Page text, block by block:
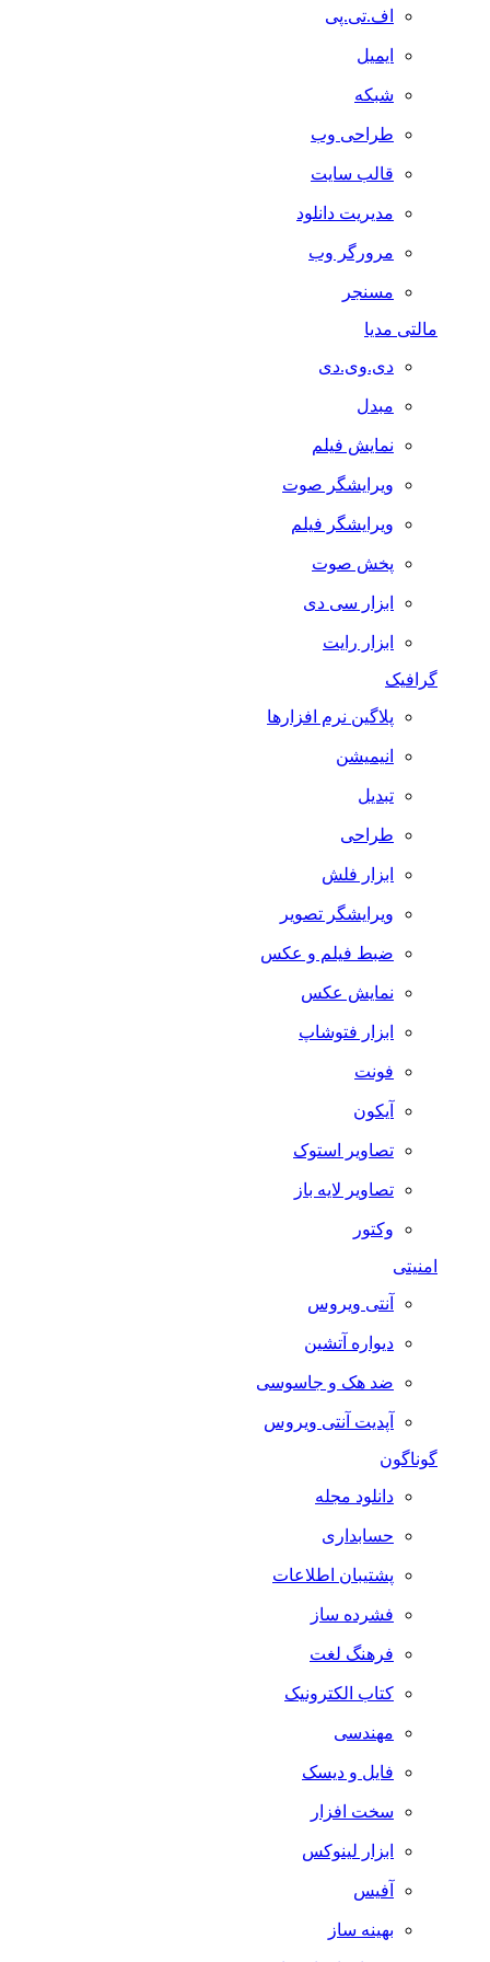
اف.تی.پی
ایمیل
شبکه
طراحی وب
قالب سایت
مدیریت دانلود
مرورگر وب
مسنجر
مالتی مدیا
دی.وی.دی
مبدل
نمایش فیلم
ویرایشگر صوت
ویرایشگر فیلم
پخش صوت
ابزار سی دی
ابزار رایت
گرافیک
پلاگین نرم افزارها
انیمیشن
تبدیل
طراحی
ابزار فلش
ویرایشگر تصویر
ضبط فيلم و عكس
نمایش عکس
ابزار فتوشاپ
فونت
آیکون
تصاویر استوک
تصاویر لایه باز
وکتور
آنتی ویروس
دیواره آتشین
ضد هک و جاسوسی
آپدیت آنتی ویروس
گوناگون
دانلود مجله
حسابداری
پشتیبان اطلاعات
فشرده ساز
فرهنگ لغت
کتاب الکترونیک
مهندسی
فایل و دیسک
سخت افزار
ابزار لینوکس
آفیس
بهینه ساز